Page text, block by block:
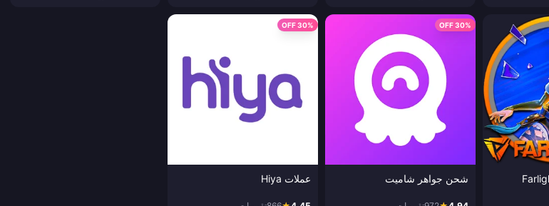
30% OFF
شحن جواهر شاميت
30% OFF
عملات Hiya